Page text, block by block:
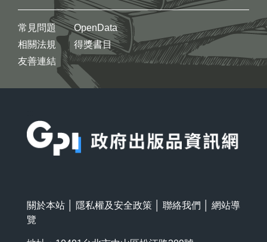
常見問題
相關法規
友善連結
OpenData
得獎書目
關於本站 隱私權及安全政策 聯絡我們
網站導
覽